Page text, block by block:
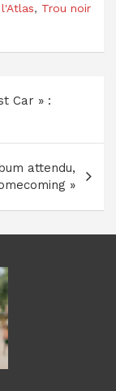
, Trou noir
Car » :
attendu,
»